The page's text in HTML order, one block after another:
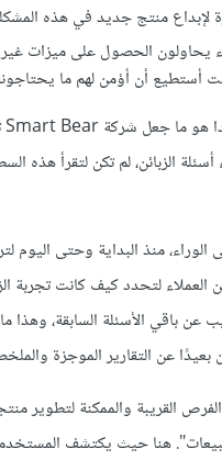
لإبداعمنتججديدفيهذه
يحاولون الحصولعلىميزاتغير
أستطيع أن أؤمنلهمما
هوماجعل شركة
أسئلة الزبائن،لمتكنلتقرأهذه
الوراء،منذالبداية وحتى اليوم
العملاءلتحددكيفكانتتجربة
عنباقي الأسئلة السابقة،وهذاما
بعيدًاعن التقاريرالموجزة
الفرص القريبة والممكنةلتطوير
".هناحيث يكتشف